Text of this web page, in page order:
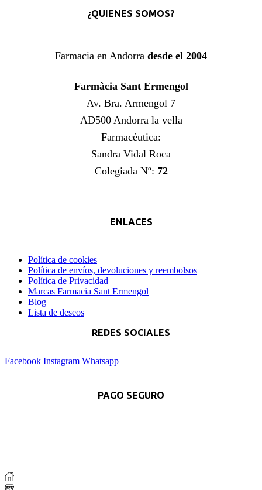
¿QUIENES SOMOS?
Farmacia en Andorra desde el 2004
Farmàcia Sant Ermengol
Av. Bra. Armengol 7
AD500 Andorra la vella
Farmacéutica:
Sandra Vidal Roca
Colegiada Nº: 72
ENLACES
Política de cookies
Política de envíos, devoluciones y reembolsos
Política de Privacidad
Marcas Farmacia Sant Ermengol
Blog
Lista de deseos
REDES SOCIALES
Facebook Instagram Whatsapp
PAGO SEGURO